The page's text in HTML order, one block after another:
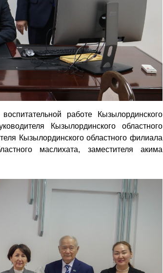
работе Кызылординского
Кызылординского областного
Кызылординского областного филиала
маслихата, заместителя акима